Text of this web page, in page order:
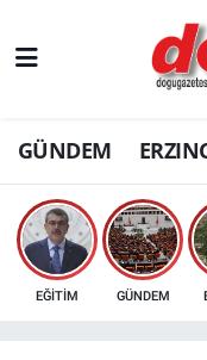
GÜNDEM
EĞİTİM GÜNDEM
ERZINCAN
GÜNDEM
ERZİNCAN
SAĞLIK